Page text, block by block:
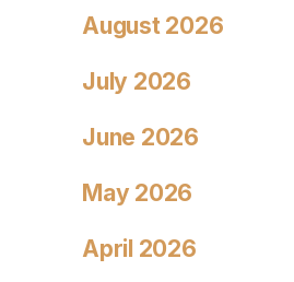
August 2026
July 2026
June 2026
May 2026
April 2026